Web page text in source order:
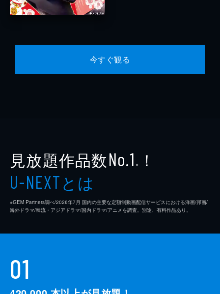
今すぐ観る
見放題作品数No.1 ※ ！
U-NEXTとは
※GEM Partners調べ/2026年7⽉ 国内の主要な定額制動画配信サービスにおける洋画/邦画/
海外ドラマ/韓流・アジアドラマ/国内ドラマ/アニメを調査。別途、有料作品あり。
01